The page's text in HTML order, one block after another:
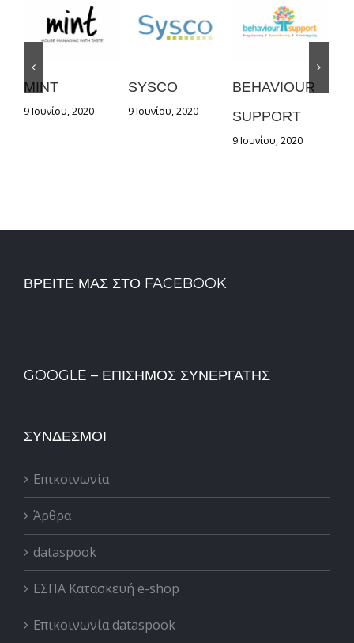
MINT
9 Ιουνίου, 2020
SYSCO
9 Ιουνίου, 2020
BEHAVIOUR
SUPPORT
9 Ιουνίου, 2020
ΒΡΕΊΤΕ ΜΑΣ ΣΤΟ FACEBOOK
GOOGLE – ΕΠΊΣΗΜΟΣ ΣΥΝΕΡΓΆΤΗΣ
ΣΎΝΔΕΣΜΟΙ
Επικοινωνία
Άρθρα
dataspook
ΕΣΠΑ Κατασκευή e-shop
Επικοινωνία dataspook